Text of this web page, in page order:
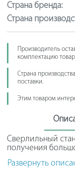
Страна бренда:
Страна
Производитель
комплектацию
Страна
поставки.
Этим товаром
Сверлильный
получения
отверстий в
Развернуть